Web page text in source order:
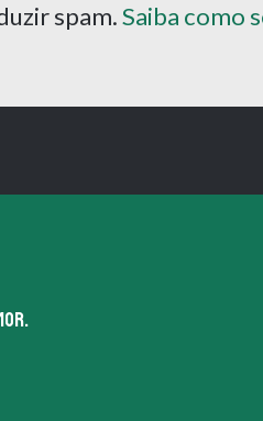
spam.Saiba como